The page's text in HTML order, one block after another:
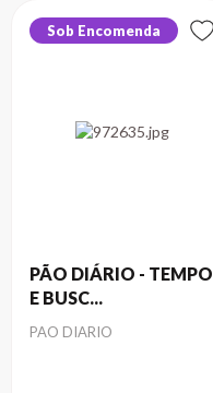
Sob Encomenda
PÃO DIÁRIO - TEMPO
E BUSC...
Autor
PAO DIARIO